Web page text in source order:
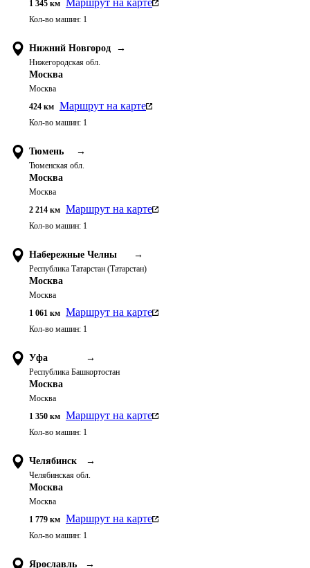
1 345 км Маршрут на карте
Кол-во машин: 1
Нижний Новгород →
Нижегородская обл.
Москва
Москва
424 км Маршрут на карте
Кол-во машин: 1
Тюмень →
Тюменская обл.
Москва
Москва
2 214 км Маршрут на карте
Кол-во машин: 1
Набережные Челны →
Республика Татарстан (Татарстан)
Москва
Москва
1 061 км Маршрут на карте
Кол-во машин: 1
Уфа →
Республика Башкортостан
Москва
Москва
1 350 км Маршрут на карте
Кол-во машин: 1
Челябинск →
Челябинская обл.
Москва
Москва
1 779 км Маршрут на карте
Кол-во машин: 1
Ярославль →